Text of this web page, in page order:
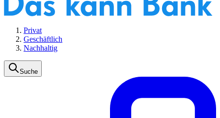
Privat
Geschäftlich
Nachhaltig
Suche